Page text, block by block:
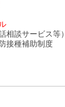
相談サービス等）
接種補助制度